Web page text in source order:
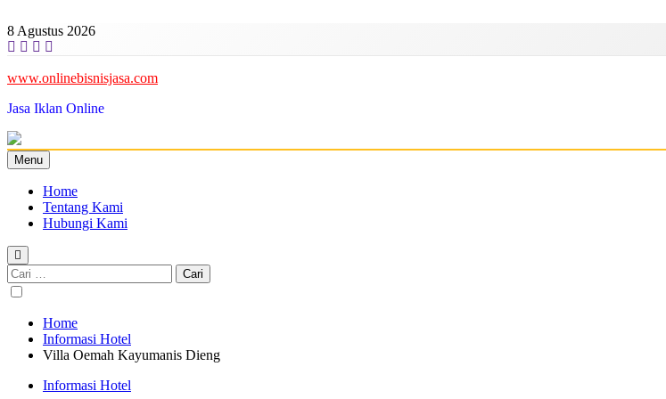
to
content
8 Agustus 2026
www.onlinebisnisjasa.com
Jasa Iklan Online
Menu
Home
Tentang Kami
Hubungi Kami
Cari
untuk:
Home
Informasi Hotel
Villa Oemah Kayumanis Dieng
Informasi Hotel